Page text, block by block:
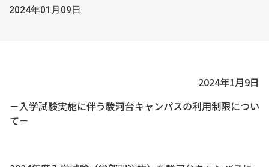
2024年01月09日
2024年1月9日
－入学試験実施に伴う駿河台キャンパスの利用制限につい
て－